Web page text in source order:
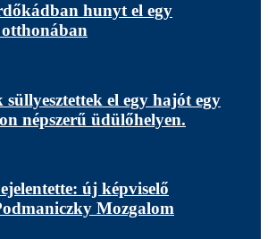
hunyt el egy
süllyesztettek el egy hajót egy
népszerű üdülőhelyen.
új képviselő
Mozgalom